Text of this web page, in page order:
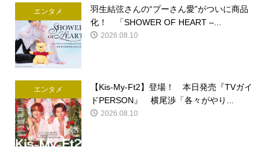
エンタメ
羽生結弦さんの“プーさん愛”がついに商品
化！ 「SHOWER OF HEART –...
2026.08.10
エンタメ
【Kis-My-Ft2】登場！ 本日発売『TVガイ
ドPERSON』 横尾渉「各々がやり...
2026.08.10